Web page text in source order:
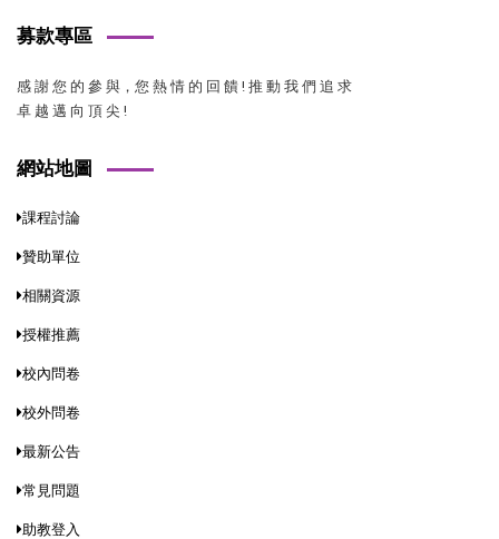
募款專區
感 謝 您 的 參 與，您 熱 情 的 回 饋 ! 推 動 我 們 追 求
卓 越 邁 向 頂 尖 !
網站地圖
課程討論
贊助單位
相關資源
授權推薦
校內問卷
校外問卷
最新公告
常見問題
助教登入